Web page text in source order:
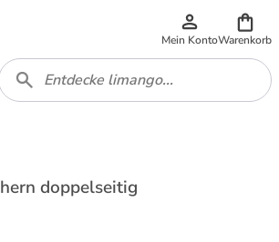
Mein KontoWarenkorb
doppelseitig